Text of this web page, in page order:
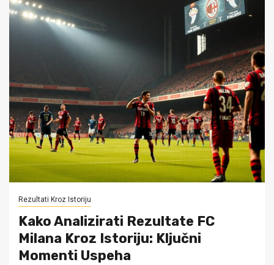
Rezultati Kroz Istoriju
Kako Analizirati Rezultate FC
Milana Kroz Istoriju: Ključni
Momenti Uspeha